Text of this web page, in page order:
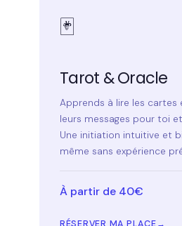
🃏
Tarot & Oracle
Apprends à lire les
leurs messages pour toi
Une initiation intuitive et
même sans expérience
À partir de 40€